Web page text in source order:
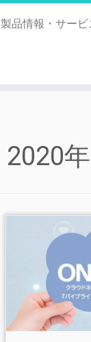
製品情報・サービ
2020